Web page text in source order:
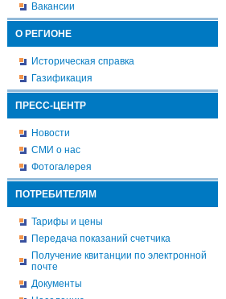
Вакансии
О РЕГИОНЕ
Историческая справка
Газификация
ПРЕСС-ЦЕНТР
Новости
СМИ о нас
Фотогалерея
ПОТРЕБИТЕЛЯМ
Тарифы и цены
Передача показаний счетчика
Получение квитанции по электронной
почте
Документы